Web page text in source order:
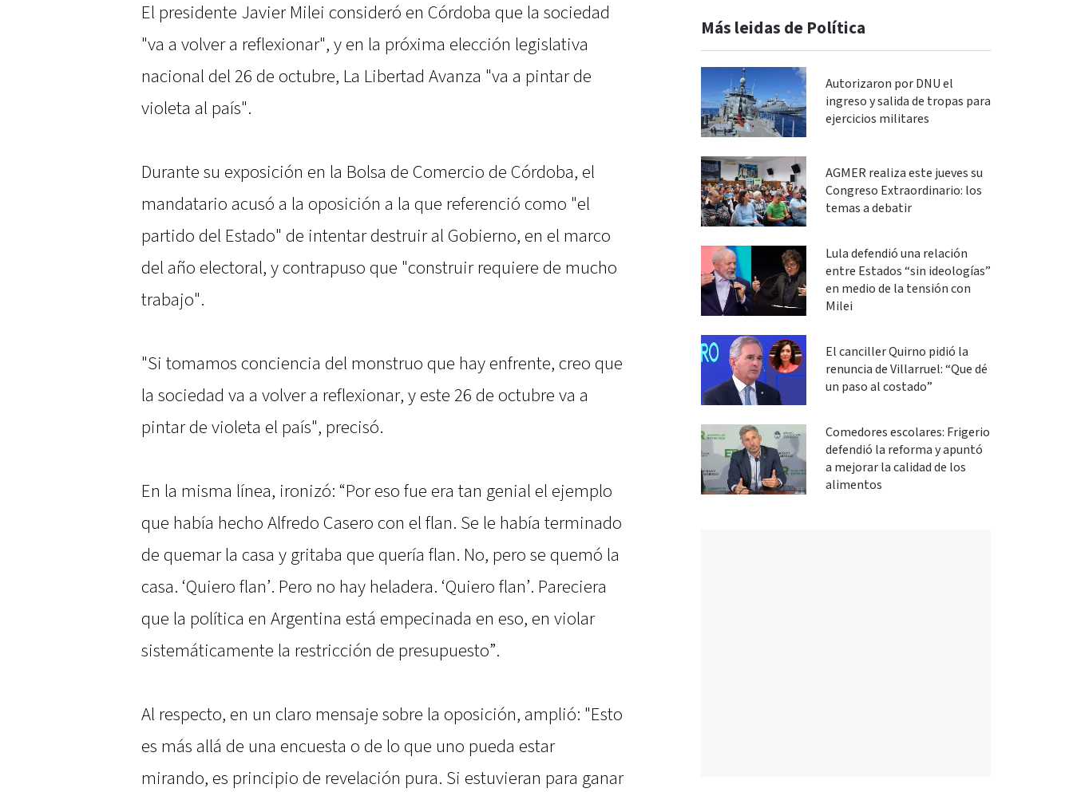
El presidente Javier Milei consideró en Córdoba que la sociedad
"va a volver a reflexionar", y en la próxima elección legislativa
nacional del 26 de octubre, La Libertad Avanza "va a pintar de
violeta al país".
Durante su exposición en la Bolsa de Comercio de Córdoba, el
mandatario acusó a la oposición a la que referenció como "el
partido del Estado" de intentar destruir al Gobierno, en el marco
del año electoral, y contrapuso que "construir requiere de mucho
trabajo".
"Si tomamos conciencia del monstruo que hay enfrente, creo que
la sociedad va a volver a reflexionar, y este 26 de octubre va a
pintar de violeta el país", precisó.
En la misma línea, ironizó: “Por eso fue era tan genial el ejemplo
que había hecho Alfredo Casero con el flan. Se le había terminado
de quemar la casa y gritaba que quería flan. No, pero se quemó la
casa. ‘Quiero flan’. Pero no hay heladera. ‘Quiero flan’. Pareciera
que la política en Argentina está empecinada en eso, en violar
sistemáticamente la restricción de presupuesto”.
Al respecto, en un claro mensaje sobre la oposición, amplió: "Esto
es más allá de una encuesta o de lo que uno pueda estar
mirando, es principio de revelación pura. Si estuvieran para ganar
Más leidas de Política
Autorizaron por DNU el
ingreso y salida de tropas para
ejercicios militares
AGMER realiza este jueves su
Congreso Extraordinario: los
temas a debatir
Lula defendió una relación
entre Estados “sin ideologías”
en medio de la tensión con
Milei
El canciller Quirno pidió la
renuncia de Villarruel: “Que dé
un paso al costado”
Comedores escolares: Frigerio
defendió la reforma y apuntó
a mejorar la calidad de los
alimentos